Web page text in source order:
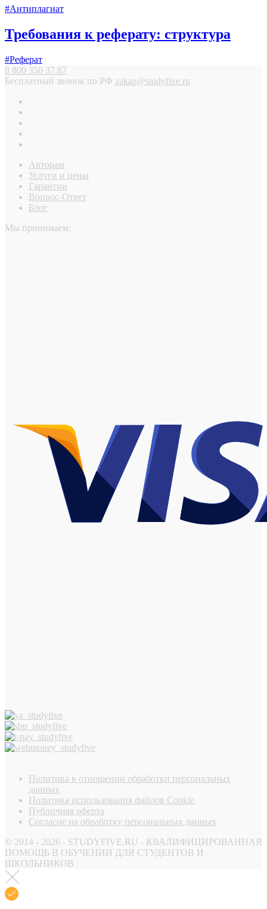
#Антиплагиат
Требования к реферату: структура
#Реферат
8 800 350 37 87
Бесплатный звонок по РФ zakaz@studyfive.ru
Авторам
Услуги и цены
Гарантии
Вопрос-Ответ
Блог
Мы принимаем:
Политика в отношении обработки персональных
данных
Политика использования файлов Cookie
Публичная оферта
Согласие на обработку персональных данных
© 2014 - 2026 - STUDYFIVE.RU - КВАЛИФИЦИРОВАННАЯ
ПОМОЩЬ В ОБУЧЕНИИ ДЛЯ СТУДЕНТОВ И
ШКОЛЬНИКОВ